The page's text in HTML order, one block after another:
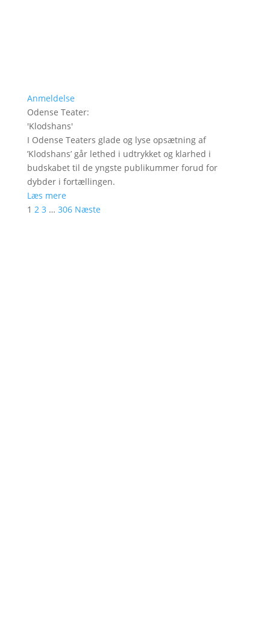
Anmeldelse
Odense Teater:
'Klodshans'
I Odense Teaters glade og lyse opsætning af
’Klodshans’ går lethed i udtrykket og klarhed i
budskabet til de yngste publikummer forud for
dybder i fortællingen.
Læs mere
1 2 3 … 306 Næste